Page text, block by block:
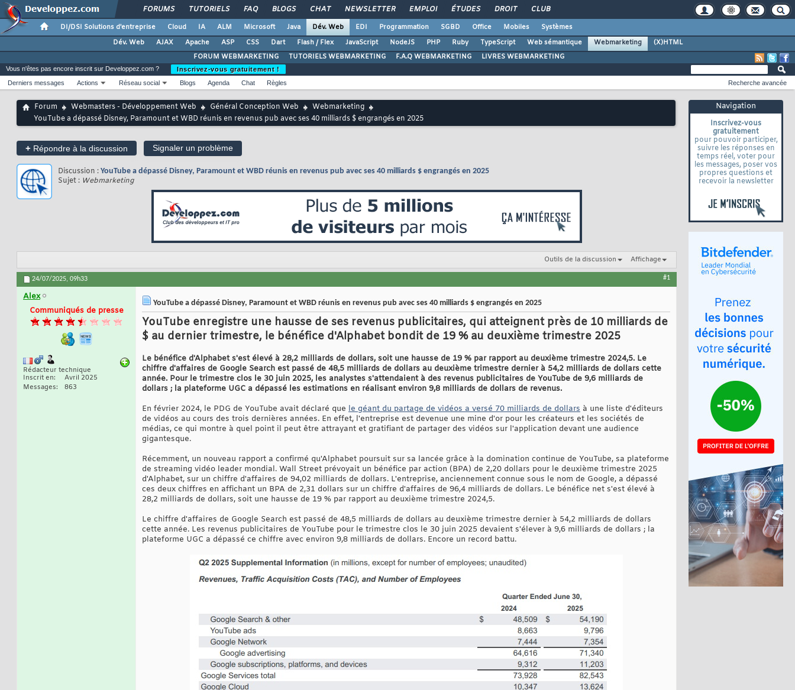
FORUMS TUTORIELS FAQ BLOGS CHAT NEWSLETTER EMPLOI ÉTUDES DROIT CLUB
DI/DSI Solutions d'entreprise Cloud IA ALM Microsoft Java Dév. Web EDI Programmation SGBD Office Mobiles
Systèmes
Dév. Web
AJAX Apache ASP CSS Dart Flash / Flex JavaScript NodeJS PHP Ruby TypeScript Web sémantique Webmarketing
(X)HTML
FORUM WEBMARKETING
TUTORIELS WEBMARKETING F.A.Q WEBMARKETING LIVRES WEBMARKETING
Navigation
Inscrivez-vous
gratuitement
pour pouvoir participer,
suivre les réponses en
temps réel, voter pour
les messages, poser vos
propres questions et
recevoir la newsletter
Vous n'êtes pas encore inscrit sur Developpez.com ?
Inscrivez-vous gratuitement !
Derniers messages
Actions Réseau social Blogs Agenda Chat Règles Recherche avancée
Forum Webmasters - Développement Web Général Conception Web
Webmarketing
YouTube a dépassé Disney, Paramount et WBD réunis en revenus pub avec ses 40 milliards $ engrangés en 2025
+ Répondre à la discussion Signaler un problème
Discussion : YouTube a dépassé Disney, Paramount et WBD réunis en revenus pub avec ses 40 milliards $ engrangés en 2025
Sujet : Webmarketing
Outils de la discussion Affichage
24/07/2025, 09h33 #1
Alex
Communiqués de presse
Rédacteur technique
Inscrit en
Avril 2025
Messages
863
YouTube a dépassé Disney, Paramount et WBD réunis en revenus pub avec ses 40 milliards $ engrangés en 2025
YouTube enregistre une hausse de ses revenus publicitaires, qui atteignent près de 10 milliards de
$ au dernier trimestre, le bénéfice d'Alphabet bondit de 19 % au deuxième trimestre 2025
Le bénéfice d'Alphabet s'est élevé à 28,2 milliards de dollars, soit une hausse de 19 % par rapport au deuxième trimestre 2024,5. Le
chiffre d'affaires de Google Search est passé de 48,5 milliards de dollars au deuxième trimestre dernier à 54,2 milliards de dollars cette
année. Pour le trimestre clos le 30 juin 2025, les analystes s'attendaient à des revenus publicitaires de YouTube de 9,6 milliards de
dollars ; la plateforme UGC a dépassé les estimations en réalisant environ 9,8 milliards de dollars de revenus.
En février 2024, le PDG de YouTube avait déclaré que le géant du partage de vidéos a versé 70 milliards de dollars à une liste d'éditeurs
de vidéos au cours des trois dernières années. En effet, l'entreprise est devenue une mine d'or pour les créateurs et les sociétés de
médias, ce qui montre à quel point il peut être attrayant et gratifiant de partager des vidéos sur l'application devant une audience
gigantesque.
Récemment, un nouveau rapport a confirmé qu'Alphabet poursuit sur sa lancée grâce à la domination continue de YouTube, sa plateforme
de streaming vidéo leader mondial. Wall Street prévoyait un bénéfice par action (BPA) de 2,20 dollars pour le deuxième trimestre 2025
d'Alphabet, sur un chiffre d'affaires de 94,02 milliards de dollars. L'entreprise, anciennement connue sous le nom de Google, a dépassé
ces deux chiffres en affichant un BPA de 2,31 dollars sur un chiffre d'affaires de 96,4 milliards de dollars. Le bénéfice net s'est élevé à
28,2 milliards de dollars, soit une hausse de 19 % par rapport au deuxième trimestre 2024,5.
Le chiffre d'affaires de Google Search est passé de 48,5 milliards de dollars au deuxième trimestre dernier à 54,2 milliards de dollars
cette année. Les revenus publicitaires de YouTube pour le trimestre clos le 30 juin 2025 devaient s'élever à 9,6 milliards de dollars ; la
plateforme UGC a dépassé ce chiffre avec environ 9,8 milliards de dollars. Encore un record battu.